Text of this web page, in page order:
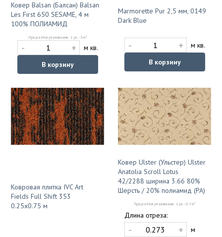
Ковер Balsan (Балсан) Balsan
Les First 650 SESAME, 4 м
100% ПОЛИАМИД
Продаётся упаковками: 1 уп. - 5 м2
- +
м кв.
В корзину
Marmorette Pur 2,5 мм, 0149
Dark Blue
- +
м кв.
В корзину
Ковровая плитка IVC Art
Fields Full Shift 353
0.25x0.75 м
Ковер Ulster (Ульстер) Ulster
Anatolia Scroll Lotus
42/2288 ширина 3.66 80%
Шерсть / 20% полиамид (PA)
Продаётся упаковками: 1 уп. - 0.7 м2
Длина отреза:
- +
м